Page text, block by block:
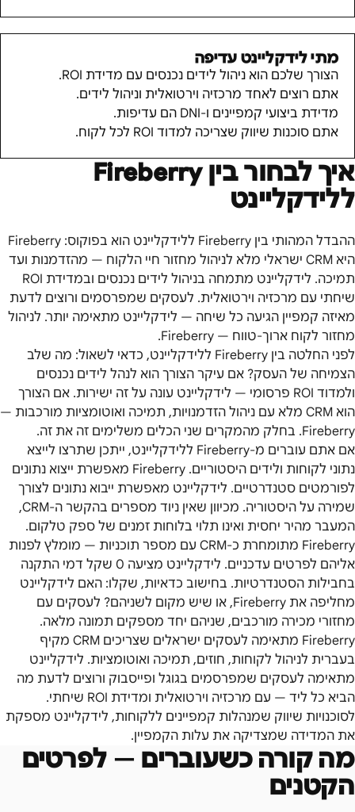
מתי לידקליינט עדיפה
הצורך שלכם הוא ניהול לידים נכנסים עם מדידת ROI.
אתם רוצים לאחד מרכזיה וירטואלית וניהול לידים.
מדידת ביצועי קמפיינים ו-DNI הם עדיפות.
אתם סוכנות שיווק שצריכה למדוד ROI לכל לקוח.
איך לבחור ביןFireberry
ללידקליינט
ההבדל המהותי בין Fireberry ללידקליינט הוא בפוקוס: Fireberry
היא CRM ישראלי מלא לניהול מחזור חיי הלקוח — מהזדמנות ועד
תמיכה. לידקליינט מתמחה בניהול לידים נכנסים ובמדידת ROI
שיחתי עם מרכזיה וירטואלית. לעסקים שמפרסמים ורוצים לדעת
מאיזה קמפיין הגיעה כל שיחה — לידקליינט מתאימה יותר. לניהול
מחזור לקוח ארוך-טווח — Fireberry.
לפני החלטה בין Fireberry ללידקליינט, כדאי לשאול: מה שלב
הצמיחה של העסק? אם עיקר הצורך הוא לנהל לידים נכנסים
ולמדוד ROI פרסומי — לידקליינט עונה על זה ישירות. אם הצורך
הוא CRM מלא עם ניהול הזדמנויות, תמיכה ואוטומציות מורכבות —
Fireberry. בחלק מהמקרים שני הכלים משלימים זה את זה.
אם אתם עוברים מ-Fireberry ללידקליינט, ייתכן שתרצו לייצא
נתוני לקוחות ולידים היסטוריים. Fireberry מאפשרת ייצוא נתונים
לפורמטים סטנדרטיים. לידקליינט מאפשרת ייבוא נתונים לצורך
שמירה על היסטוריה. מכיוון שאין ניוד מספרים בהקשר ה-CRM,
המעבר מהיר יחסית ואינו תלוי בלוחות זמנים של ספק טלקום.
Fireberry מתומחרת כ-CRM עם מספר תוכניות — מומלץ לפנות
אליהם לפרטים עדכניים. לידקליינט מציעה 0 שקל דמי התקנה
בחבילות הסטנדרטיות. בחישוב כדאיות, שקלו: האם לידקליינט
מחליפה את Fireberry, או שיש מקום לשניהם? לעסקים עם
מחזורי מכירה מורכבים, שניהם יחד מספקים תמונה מלאה.
Fireberry מתאימה לעסקים ישראלים שצריכים CRM מקיף
בעברית לניהול לקוחות, חוזים, תמיכה ואוטומציות. לידקליינט
מתאימה לעסקים שמפרסמים בגוגל ופייסבוק ורוצים לדעת מה
הביא כל ליד — עם מרכזיה וירטואלית ומדידת ROI שיחתי.
לסוכנויות שיווק שמנהלות קמפיינים ללקוחות, לידקליינט מספקת
את המדידה שמצדיקה את עלות הקמפיין.
מה קורה כשעוברים — לפרטים
הקטנים